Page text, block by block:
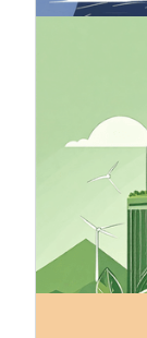
Green
indem sie
sozialen